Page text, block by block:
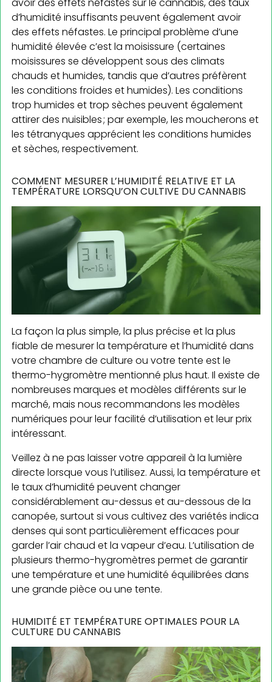
avoir des effets néfastes sur le cannabis, des taux
d’humidité insuffisants peuvent également avoir
des effets néfastes. Le principal problème d’une
humidité élevée c’est la moisissure (certaines
moisissures se développent sous des climats
chauds et humides, tandis que d’autres préfèrent
les conditions froides et humides). Les conditions
trop humides et trop sèches peuvent également
attirer des nuisibles ; par exemple, les moucherons et
les tétranyques apprécient les conditions humides
et sèches, respectivement.
COMMENT MESURER L’HUMIDITÉ RELATIVE ET LA
TEMPÉRATURE LORSQU’ON CULTIVE DU CANNABIS
La façon la plus simple, la plus précise et la plus
fiable de mesurer la température et l’humidité dans
votre chambre de culture ou votre tente est le
thermo-hygromètre mentionné plus haut. Il existe de
nombreuses marques et modèles différents sur le
marché, mais nous recommandons les modèles
numériques pour leur facilité d’utilisation et leur prix
intéressant.
Veillez à ne pas laisser votre appareil à la lumière
directe lorsque vous l’utilisez. Aussi, la température et
le taux d’humidité peuvent changer
considérablement au-dessus et au-dessous de la
canopée, surtout si vous cultivez des variétés indica
denses qui sont particulièrement efficaces pour
garder l’air chaud et la vapeur d’eau. L’utilisation de
plusieurs thermo-hygromètres permet de garantir
une température et une humidité équilibrées dans
une grande pièce ou une tente.
HUMIDITÉ ET TEMPÉRATURE OPTIMALES POUR LA
CULTURE DU CANNABIS